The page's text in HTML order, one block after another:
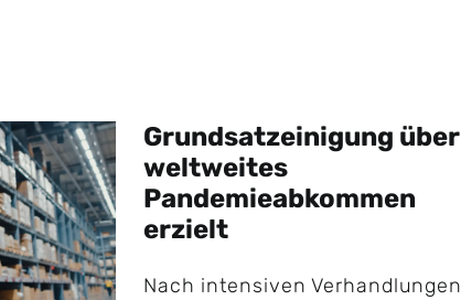
Grundsatzeinigung über
weltweites
Pandemieabkommen
erzielt
Nach intensiven Verhandlungen